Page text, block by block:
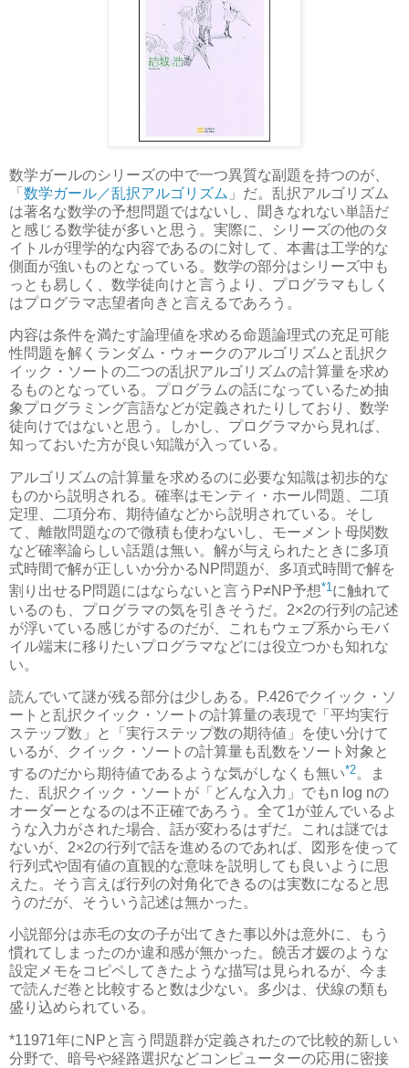
数学ガールのシリーズの中で一つ異質な副題を持つのが、
「 数学ガール／乱択アルゴリズム 」だ。乱択アルゴリズム
は著名な数学の予想問題ではないし、聞きなれない単語だ
と感じる数学徒が多いと思う。実際に、シリーズの他のタ
イトルが理学的な内容であるのに対して、本書は工学的な
側面が強いものとなっている。数学の部分はシリーズ中も
っとも易しく、数学徒向けと言うより、プログラマもしく
はプログラマ志望者向きと言えるであろう。
内容は条件を満たす論理値を求める命題論理式の充足可能
性問題を解くランダム・ウォークのアルゴリズムと乱択ク
イック・ソートの二つの乱択アルゴリズムの計算量を求め
るものとなっている。プログラムの話になっているため抽
象プログラミング言語などが定義されたりしており、数学
徒向けではないと思う。しかし、プログラマから見れば、
知っておいた方が良い知識が入っている。
アルゴリズムの計算量を求めるのに必要な知識は初歩的な
ものから説明される。確率はモンティ・ホール問題、二項
定理、二項分布、期待値などから説明されている。そし
て、離散問題なので微積も使わないし、モーメント母関数
など確率論らしい話題は無い。解が与えられたときに多項
式時間で解が正しいか分かるNP問題が、多項式時間で解を
割り出せるP問題にはならないと言うP≠NP予想*1 に触れて
いるのも、プログラマの気を引きそうだ。2×2の行列の記述
が浮いている感じがするのだが、これもウェブ系からモバ
イル端末に移りたいプログラマなどには役立つかも知れな
い。
読んでいて謎が残る部分は少しある。P.426でクイック・ソ
ートと乱択クイック・ソートの計算量の表現で「平均実行
ステップ数」と「実行ステップ数の期待値」を使い分けて
いるが、クイック・ソートの計算量も乱数をソート対象と
するのだから期待値であるような気がしなくも無い*2。ま
た、乱択クイック・ソートが「どんな入力」でもn log nの
オーダーとなるのは不正確であろう。全て1が並んでいるよ
うな入力がされた場合、話が変わるはずだ。これは謎では
ないが、2×2の行列で話を進めるのであれば、図形を使って
行列式や固有値の直観的な意味を説明しても良いように思
えた。そう言えば行列の対角化できるのは実数になると思
うのだが、そういう記述は無かった。
小説部分は赤毛の女の子が出てきた事以外は意外に、もう
慣れてしまったのか違和感が無かった。饒舌才媛のような
設定メモをコピペしてきたような描写は見られるが、今ま
で読んだ巻と比較すると数は少ない。多少は、伏線の類も
盛り込められている。
*11971年にNPと言う問題群が定義されたので比較的新しい
分野で、暗号や経路選択などコンピューターの応用に密接